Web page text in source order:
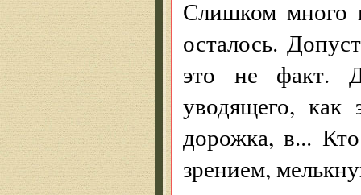
Слишком много
осталось.
это не факт.
уводящего, как
дорожка, в...
зрением,